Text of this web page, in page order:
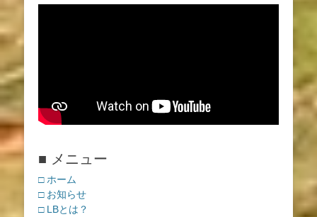
■ メニュー
□ ホーム
□ お知らせ
□ LBとは？